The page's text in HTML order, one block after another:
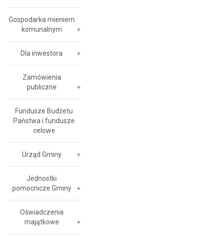
Gospodarka mieniem
komunalnym
Dla inwestora
Zamówienia
publiczne
Fundusze Budżetu
Państwa i fundusze
celowe
Urząd Gminy
Jednostki
pomocnicze Gminy
Oświadczenia
majątkowe